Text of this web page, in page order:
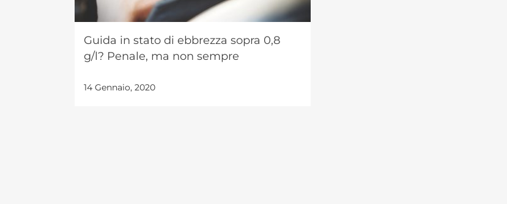
Guida in stato di ebbrezza sopra 0,8
g/l? Penale, ma non sempre
14 Gennaio, 2020